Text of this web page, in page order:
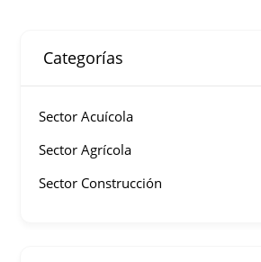
Categorías
Sector Acuícola
Sector Agrícola
Sector Construcción